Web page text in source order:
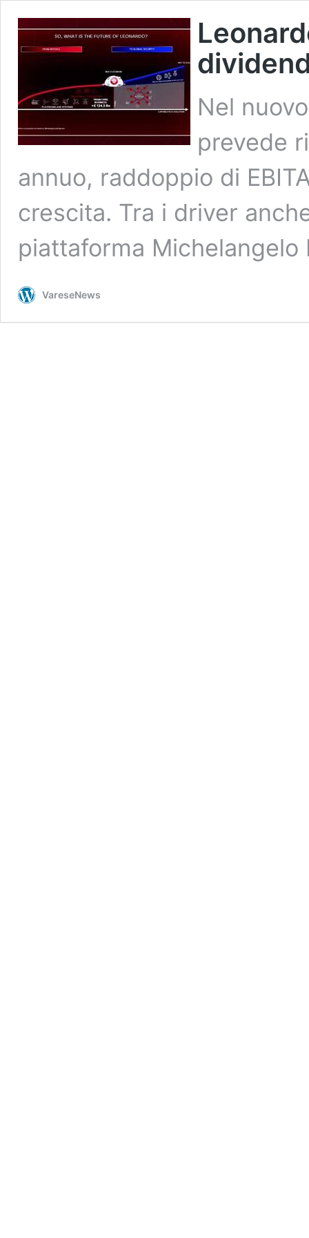
Nel
prevede
annuo, raddoppio di
crescita. Tra i driver
piattaforma Michelangelo
VareseNews